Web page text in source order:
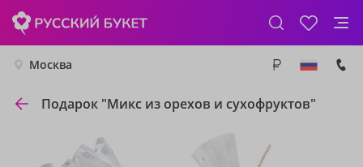
Москва
Подарок "Микс из орехов и сухофруктов"